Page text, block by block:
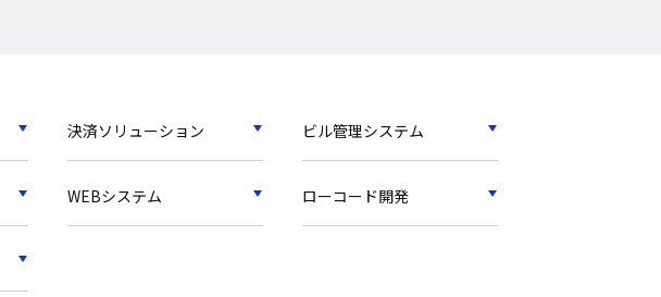
決済ソリューション ビル管理システム
WEBシステム ローコード開発